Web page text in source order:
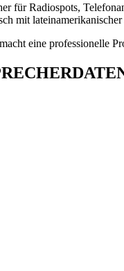
für Radiospots,
mit
eine professionelle